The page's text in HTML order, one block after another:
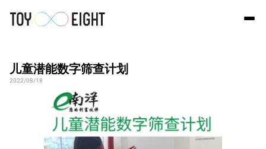
儿童潜能数字筛查计划
2022/08/18